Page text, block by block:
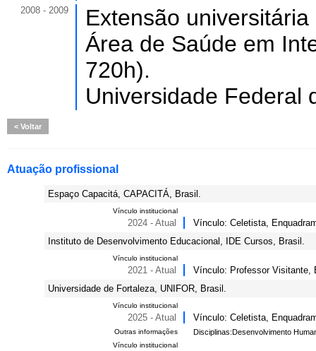
2008 - 2009
Extensão
Área de Saúde em
720h).
Universidade Federal
Voltar
Atuação profissional
Espaço Capacitá, CAPACITÁ, Brasil.
Vínculo institucional
2024 - Atual
Vínculo: Celetista,
Instituto de Desenvolvimento Educacional, IDE Cursos, Brasil.
Vínculo institucional
2021 - Atual
Vínculo: Professor Visitante,
Universidade de Fortaleza, UNIFOR, Brasil.
Vínculo institucional
2025 - Atual Vínculo: Celetista,
Outras informações Disciplinas:Desenvolvimento
Vínculo institucional